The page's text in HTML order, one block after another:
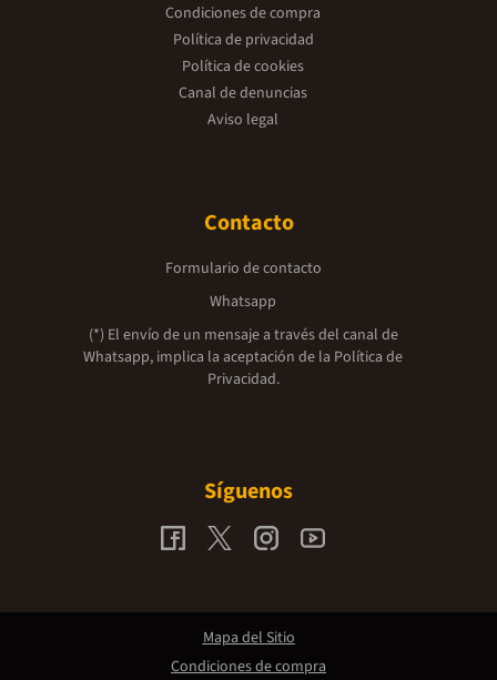
Condiciones de compra
Política de privacidad
Política de cookies
Canal de denuncias
Aviso legal
Contacto
Formulario de contacto
Whatsapp
(*) El envío de un mensaje a través del canal de
Whatsapp, implica la aceptación de la Política de
Privacidad.
Síguenos
Mapa del Sitio
Condiciones de compra